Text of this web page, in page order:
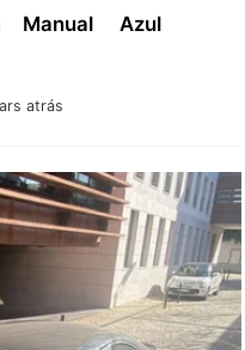
atrás
Manual Azul